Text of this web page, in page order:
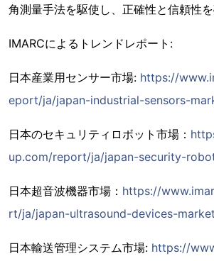
角測量手法を駆使し、正確性と信頼性を
IMARCによるトレンドレポート:
日本産業用センサー市場: https://
eport/ja/japan-industrial-sensors-
日本のセキュリティロボット市場：
up.com/report/ja/japan-security-
日本超音波機器市場： https://
rt/ja/japan-ultrasound-devices-market
日本輸送管理システム市場: https://